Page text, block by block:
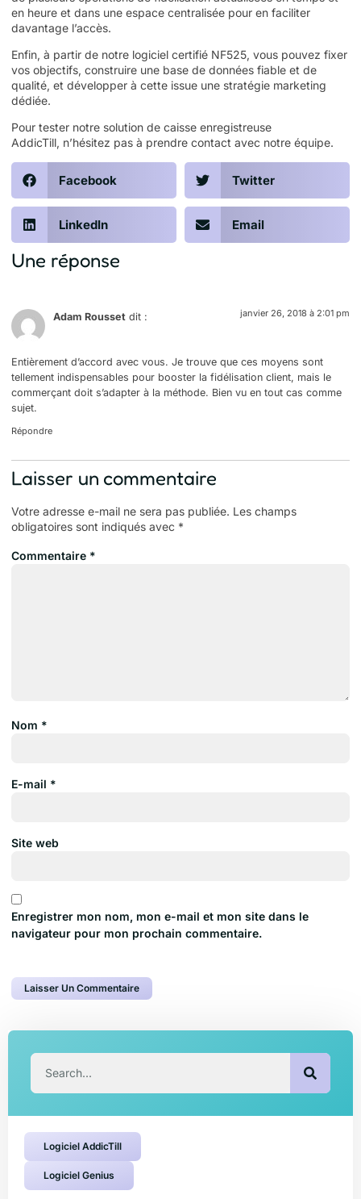
en heure et dans une espace centralisée pour en faciliter
davantage l’accès.
Enfin, à partir de notre logiciel certifié NF525, vous pouvez fixer
vos objectifs, construire une base de données fiable et de
qualité, et développer à cette issue une stratégie marketing
dédiée.
Pour tester notre solution de caisse enregistreuse
AddicTill, n’hésitez pas à prendre contact avec notre équipe.
Facebook Twitter
LinkedIn Email
Une réponse
Adam Rousset dit : janvier 26, 2018 à 2:01 pm
Entièrement d’accord avec vous. Je trouve que ces moyens sont
tellement indispensables pour booster la fidélisation client, mais le
commerçant doit s’adapter à la méthode. Bien vu en tout cas comme
sujet.
Répondre
Laisser un commentaire
Votre adresse e-mail ne sera pas publiée. Les champs
obligatoires sont indiqués avec *
Commentaire *
Nom *
E-mail *
Site web
Enregistrer mon nom, mon e-mail et mon site dans le
navigateur pour mon prochain commentaire.
Logiciel AddicTill
Logiciel Genius